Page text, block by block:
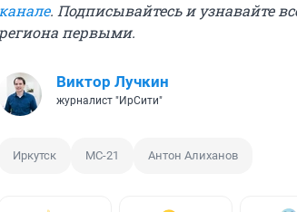
канале. Подписывайтесь и узнавайте
региона первыми.
Виктор Лучкин
журналист "ИрСити"
Иркутск МС-21 Антон Алиханов